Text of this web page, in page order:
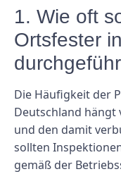
1. Wie oft
Ortsfester
Die Häufigkeit der
Deutschland
und den damit
sollten
gemäß der